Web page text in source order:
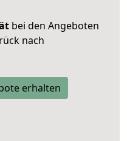
bei den Angeboten
nach
erhalten